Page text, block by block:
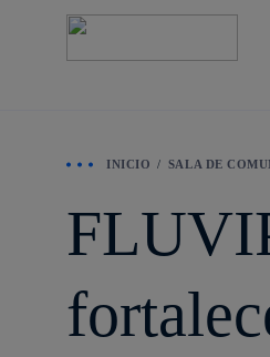
INICIO SALA DE